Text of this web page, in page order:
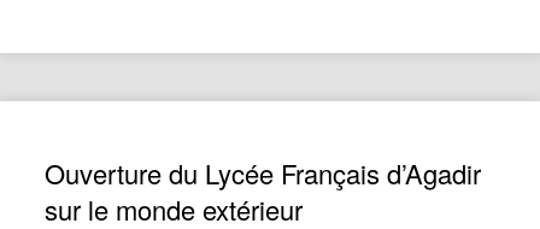
Ouverture du Lycée Français d’Agadir
sur le monde extérieur